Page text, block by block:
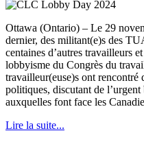
Ottawa (Ontario) – Le 29
dernier, des militant(e)s des
centaines d’autres travailleurs
lobbyisme du Congrès du
travailleur(euse)s ont rencontré
politiques, discutant de
auxquelles font face les
Lire la suite...